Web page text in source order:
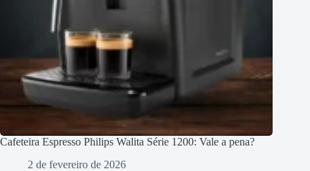
Cafeteira Espresso Philips Walita Série 1200: Vale a pena?
2 de fevereiro de 2026